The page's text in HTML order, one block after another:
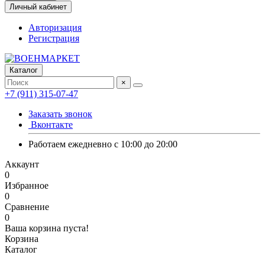
Личный кабинет
Авторизация
Регистрация
Каталог
×
+7 (911) 315-07-47
Заказать звонок
Вконтакте
Работаем ежедневно с 10:00 до 20:00
Аккаунт
0
Избранное
0
Сравнение
0
Ваша корзина пуста!
Корзина
Каталог